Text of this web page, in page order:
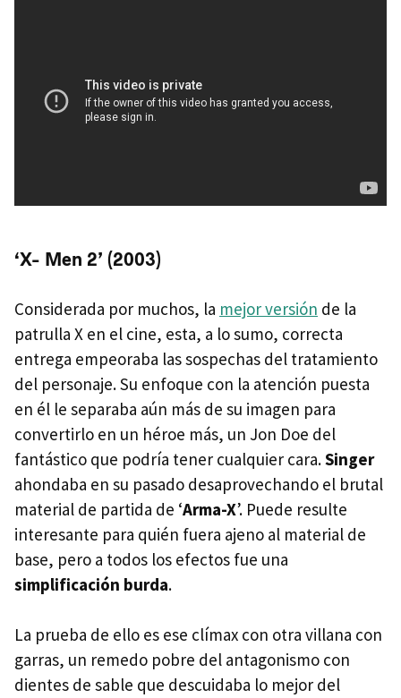
‘X- Men 2’ (2003)
Considerada por muchos, la mejor versión de la
patrulla X en el cine, esta, a lo sumo, correcta
entrega empeoraba las sospechas del tratamiento
del personaje. Su enfoque con la atención puesta
en él le separaba aún más de su imagen para
convertirlo en un héroe más, un Jon Doe del
fantástico que podría tener cualquier cara.Singer
ahondaba en su pasado desaprovechando el brutal
material de partida de ‘Arma-X’. Puede resulte
interesante para quién fuera ajeno al material de
base, pero a todos los efectos fue una
simplificación burda.
La prueba de ello es ese clímax con otra villana con
garras, un remedo pobre del antagonismo con
dientes de sable que descuidaba lo mejor del